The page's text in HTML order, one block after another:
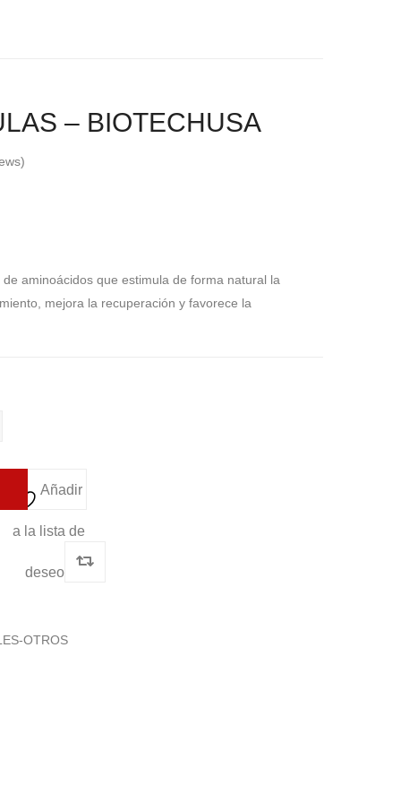
– BIOTECHUSA
aminoácidos que estimula de forma natural la
mejora la recuperación y favorece la
Añadir
a la lista de
deseos
OTROS